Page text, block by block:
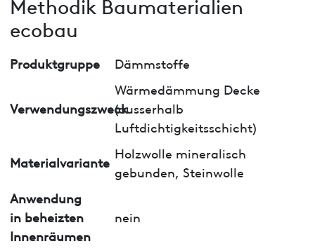
ecobau
Produktgruppe Dämmstoffe
Verwendungszweck
Wärmedämmung Decke
(ausserhalb
Luftdichtigkeitsschicht)
Materialvariante
Holzwolle mineralisch
gebunden, Steinwolle
Anwendung
in beheizten
Innenräumen
nein